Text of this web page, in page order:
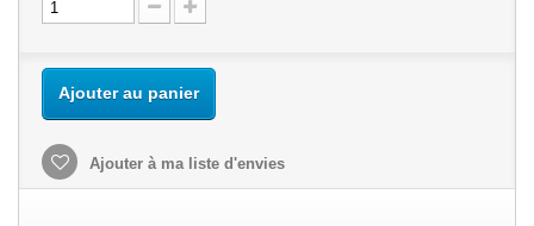
Ajouter au panier
Ajouter à ma liste d'envies